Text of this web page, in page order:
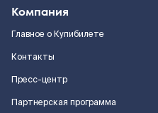
Компания
Главное о Купибилете
Контакты
Пресс-центр
Партнерская программа